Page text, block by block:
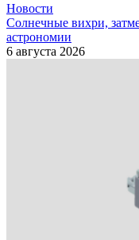
Новости
Солнечные вихри,
астрономии
6 августа 2026